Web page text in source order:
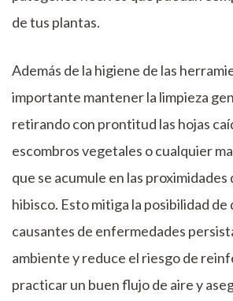
de tus plantas.
Además de la higiene de las
importante mantener la limpieza
retirando con prontitud las hojas
escombros vegetales o cualquier
que se acumule en las proximidades
hibisco. Esto mitiga la posibilidad de
causantes de enfermedades
ambiente y reduce el riesgo de
practicar un buen flujo de aire y